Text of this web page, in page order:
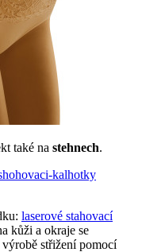
také na stehnech.
laserové stahovací
kůži a okraje se
střižení pomocí